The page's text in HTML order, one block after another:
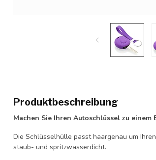
Produktbeschreibung
Machen Sie Ihren Autoschlüssel zu einem
Die Schlüsselhülle passt haargenau um
staub- und spritzwasserdicht.